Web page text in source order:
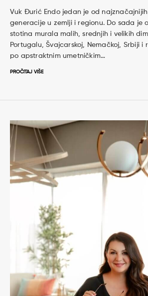
Vuk Đurić Endo jedan je od
generacije u zemlji i regionu. Do sada je
stotina murala malih, srednjih i velikih
Portugalu, Švajcarskoj, Nemačkoj, Srbiji i
po apstraktnim umetničkim…
PROČITAJ VIŠE